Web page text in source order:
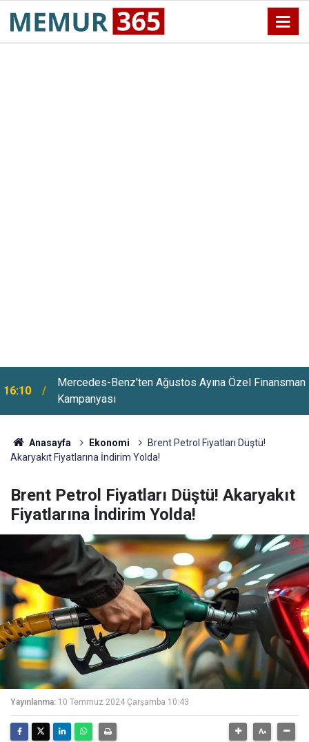
15:46 Altın Ve Gümüşte Sert Yükseliş
Anasayfa Ekonomi
Brent Petrol Fiyatları Düştü!
Akaryakıt Fiyatlarına İndirim Yolda!
Brent Petrol Fiyatları Düştü! Akaryakıt
Fiyatlarına İndirim Yolda!
Yayınlanma: 10 Temmuz 2024 Çarşamba 10:43